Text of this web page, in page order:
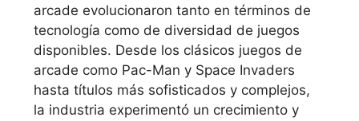
arcade evolucionaron tanto en términos de
tecnología como de diversidad de juegos
disponibles. Desde los clásicos juegos de
arcade como Pac-Man y Space Invaders
hasta títulos más sofisticados y complejos,
la industria experimentó un crecimiento y